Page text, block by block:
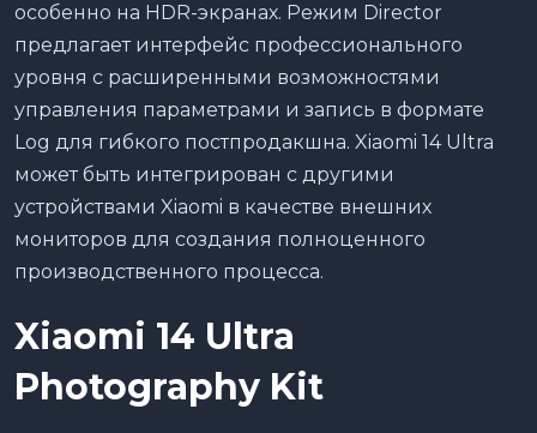
особенно на HDR-экранах. Режим Director
предлагает интерфейс профессионального
уровня с расширенными возможностями
управления параметрами и запись в формате
Log для гибкого постпродакшна. Xiaomi 14 Ultra
может быть интегрирован с другими
устройствами Xiaomi в качестве внешних
мониторов для создания полноценного
производственного процесса.
Xiaomi 14 Ultra
Photography Kit